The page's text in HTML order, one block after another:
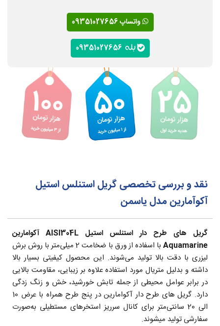
واتساپ 09351027656
نقد و بررسی تخصصی گریل استنلس استیل
آکوآمارین مدل یاسمن
گریل های طرح دار استنلس استیل AISI304L آکوامارین
Aquamarine
با اسفاده از ورق با ضخامت 2 میلی‌متر با روش برش
لیزری با دقت بالا تولید می‌شوند. این محصول کیفیتی بسیار بالا
داشته و بدلیل متریال مورد استفاده علاوه بر زیبایی، مقاومت بالایی
در برابر عوامل محیطی از جمله تابش خورشید، خش و زنگ زدگی
دارد. گریل های طرح دار آکوامارین در پنج طرح همراه با عرض 10
الی 20 سانتی‌متر برای کانال سرریز استخرهای مستطیلی به‌صورت
سفارشی تولید میشوند.